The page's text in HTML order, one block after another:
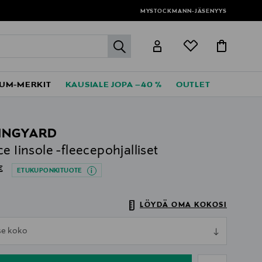
MYSTOCKMANN-JÄSENYYS
label.header.go
MERKIT KAUSIALE JOPA –40 % OUTLET
Iinsole -fleecepohjalliset
Price
ETUKUPONKITUOTE
LÖYDÄ OMA KOKOSI
koko